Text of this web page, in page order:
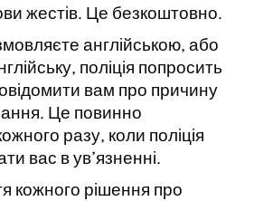
жестів. Це безкоштовно.
англійською, або
поліція попросить
вам про причину
Це повинно
разу, коли поліція
вас в ув’язненні.
кожного рішення про